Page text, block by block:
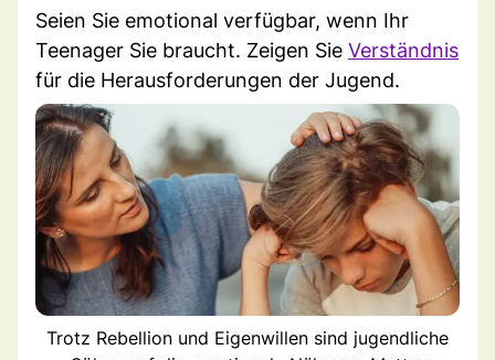
Seien Sie emotional verfügbar, wenn Ihr
Teenager Sie braucht. Zeigen Sie Verständnis
für die Herausforderungen der Jugend.
Trotz Rebellion und Eigenwillen sind jugendliche